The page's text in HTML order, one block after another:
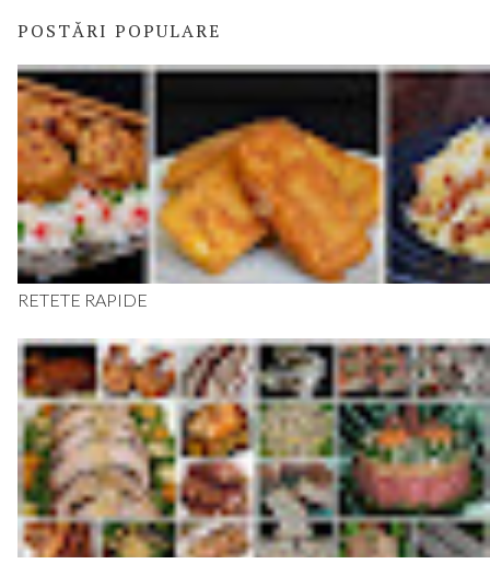
POSTĂRI POPULARE
RETETE RAPIDE